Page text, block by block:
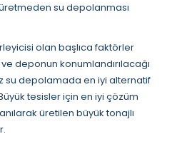
su depolanması
olan başlıca faktörler
deponun konumlandırılacağı
su depolamada en iyi alternatif
tesisler için en iyi çözüm
üretilen büyük tonajlı